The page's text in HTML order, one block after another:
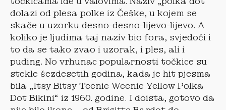
dolazi od plesa polke iz Češke, u kojem se
skače u uzorku desno-desno-lijevo-lijevo. A
koliko je ljudima taj naziv bio fora, svjedoči i
to da se tako zvao i uzorak, i ples, ali i
puding. No vrhunac popularnosti točkice su
stekle šezdesetih godina, kada je hit pjesma
bila „Itsy Bitsy Teenie Weenie Yellow Polka
Dot Bikini“ iz 1960. godine. I doista, gotovo da